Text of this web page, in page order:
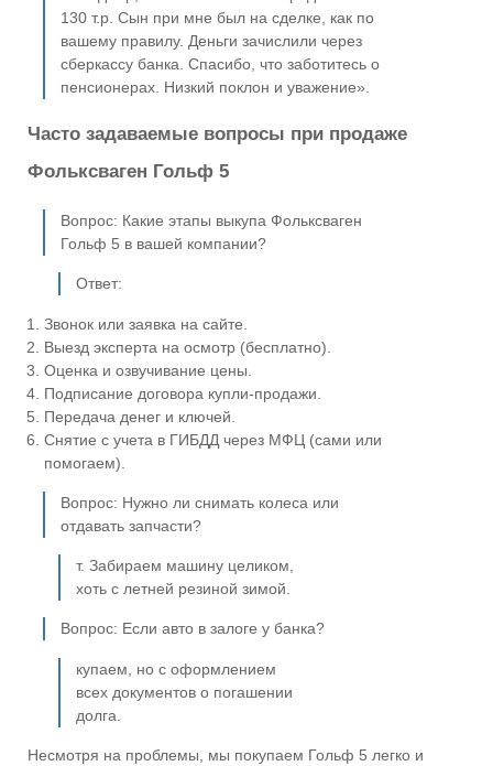
130 т.р. Сын при мне был на сделке, как по
вашему правилу. Деньги зачислили через
сберкассу банка. Спасибо, что заботитесь о
пенсионерах. Низкий поклон и уважение».
Часто задаваемые вопросы при продаже
Фольксваген Гольф 5
Вопрос: Какие этапы выкупа Фольксваген
Гольф 5 в вашей компании?
Ответ:
Звонок или заявка на сайте.
Выезд эксперта на осмотр (бесплатно).
Оценка и озвучивание цены.
Подписание договора купли-продажи.
Передача денег и ключей.
Снятие с учета в ГИБДД через МФЦ (сами или
помогаем).
Вопрос: Нужно ли снимать колеса или
отдавать запчасти?
т. Забираем машину целиком,
хоть с летней резиной зимой.
Вопрос: Если авто в залоге у банка?
купаем, но с оформлением
всех документов о погашении
долга.
Несмотря на проблемы, мы покупаем Гольф 5 легко и